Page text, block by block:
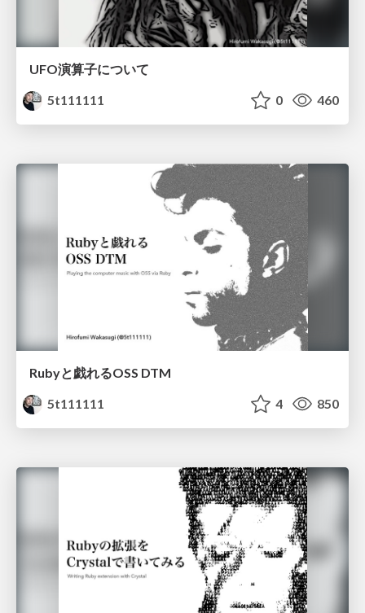
UFO演算子について
5t111111
0 460
Rubyと戯れるOSS DTM
5t111111
4 850